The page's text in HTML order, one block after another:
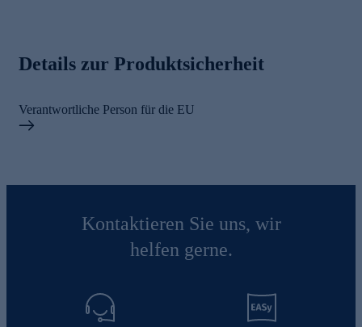
Details zur Produktsicherheit
Verantwortliche Person für die EU
Kontaktieren Sie uns, wir
helfen gerne.